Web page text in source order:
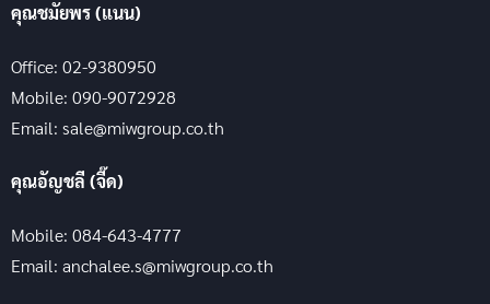
คุณชมัยพร (แนน)
Office: 02-9380950
Mobile: 090-9072928
Email: sale@miwgroup.co.th
คุณอัญชลี (จี๊ด)
Mobile: 084-643-4777
Email: anchalee.s@miwgroup.co.th